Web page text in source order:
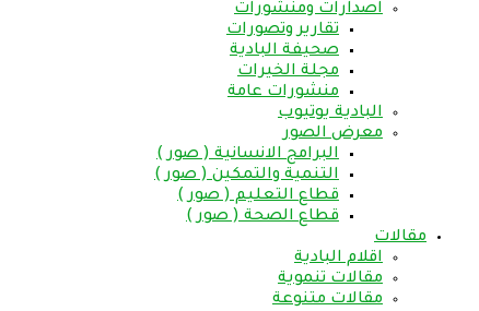
اصدارات ومنشورات
تقارير وتصورات
صحيفة البادية
مجلة الخيرات
منشورات عامة
البادية يوتيوب
معرض الصور
البرامج الانسانية ( صور )
التنمية والتمكين ( صور )
قطاع التعليم ( صور )
قطاع الصحة ( صور )
مقالات
اقلام البادية
مقالات تنموية
مقالات متنوعة